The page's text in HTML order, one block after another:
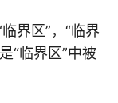
界区”，“临界
“临界区”中被